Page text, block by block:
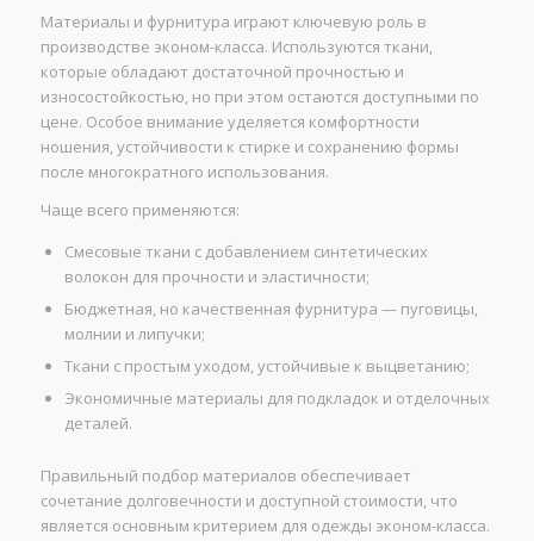
Материалы и фурнитура играют ключевую роль в
производстве эконом-класса. Используются ткани,
которые обладают достаточной прочностью и
износостойкостью, но при этом остаются доступными по
цене. Особое внимание уделяется комфортности
ношения, устойчивости к стирке и сохранению формы
после многократного использования.
Чаще всего применяются:
Смесовые ткани с добавлением синтетических
волокон для прочности и эластичности;
Бюджетная, но качественная фурнитура — пуговицы,
молнии и липучки;
Ткани с простым уходом, устойчивые к выцветанию;
Экономичные материалы для подкладок и отделочных
деталей.
Правильный подбор материалов обеспечивает
сочетание долговечности и доступной стоимости, что
является основным критерием для одежды эконом-класса.